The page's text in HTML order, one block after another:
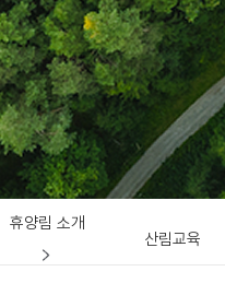
휴양림 소개
산림교육